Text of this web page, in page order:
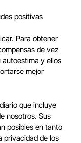
positivas
Para obtener
de vez
autoestima y ellos
mejor
que incluye
nosotros. Sus
posibles en tanto
privacidad de los